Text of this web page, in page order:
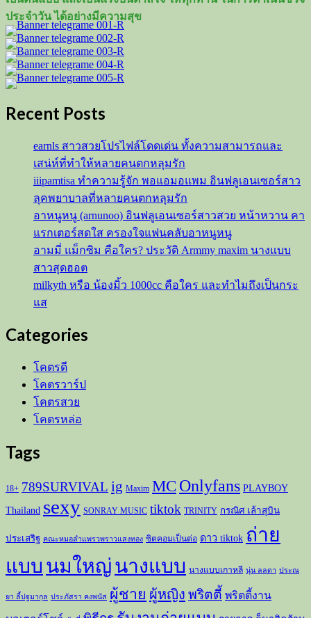
ประจำวัน ได้อย่างมีความสุข
Recent Posts
earnls สาวสวยโปรไฟล์โดดเด่น ทั้งความสามารถและ
เสน่ห์ที่ทำให้หลายคนตกหลุมรัก
iiipamtisa ทำความรู้จัก พอแอมอแพม อินฟลูเอนเซอร์สาว
ลุคพยาบาลที่หลายคนตกหลุมรัก
อาหนูหนู (arnunoo) อินฟลูเอนเซอร์สาวสวย หน้าหวาน คา
แรกเตอร์สดใส ครองใจแฟนคลับอาหนูหนู
อามมี่ แม็กซิม คือใคร? ประวัติ Armmy maxim นางแบบ
สาวสุดฮอต
milkyth หรือ น้องมิ้ว 1000cc คือใคร และทำไมถึงเป็นกระ
แส
Categories
โคตรดี
โคตรวาร์ป
โคตรสวย
โคตรหล่อ
Tags
18+ 789SURVIVAL ig Maxim MC Onlyfans PLAYBOY
Thailand sexy SONRAY MUSIC tiktok TRINITY กรณิศ เล้าสุบิน
ประเสริฐ คณะหมอลำแพรวพราวแสงทอง ซิตคอมเป็นต่อ ดาว tiktok ถ่าย
แบบ นมใหญ่นางแบบ นางแบบเกาหลี นุ่น ลลดา ประณ
ยา ลี้ปฐมากุล ประภัสรา คงพนัส ผู้ชาย ผู้หญิง พริตตี้ พริตตี้งาน